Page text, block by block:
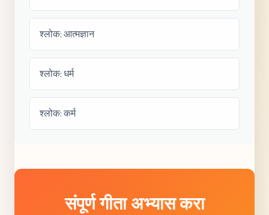
श्लोक: आत्मज्ञान
श्लोक: धर्म
श्लोक: कर्म
संपूर्ण गीता अभ्यास करा